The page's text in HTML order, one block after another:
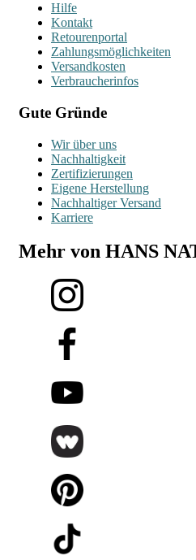
Hilfe
Kontakt
Retourenportal
Zahlungsmöglichkeiten
Versandkosten
Verbraucherinfos
Gute Gründe
Wir über uns
Nachhaltigkeit
Zertifizierungen
Eigene Herstellung
Nachhaltiger Versand
Karriere
Mehr von HANS